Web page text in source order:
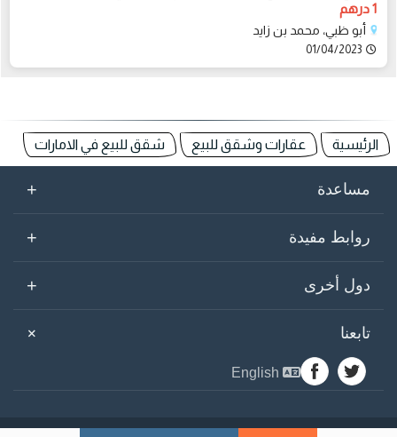
1 درهم
أبو ظبي، محمد بن زايد
01/04/2023
الرئيسية عقارات وشقق للبيع شقق للبيع في الامارات
مساعدة +
روابط مفيدة +
دول أخرى +
تابعنا +